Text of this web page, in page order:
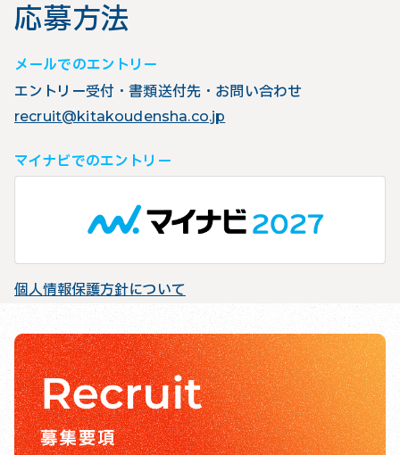
応募方法
メールでのエントリー
エントリー受付・書類送付先・お問い合わせ
recruit@kitakoudensha.co.jp
マイナビでのエントリー
個人情報保護方針について